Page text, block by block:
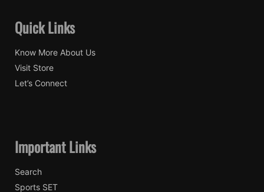
Quick Links
Know More About Us
Visit Store
Let’s Connect
Important Links
Search
Sports SET